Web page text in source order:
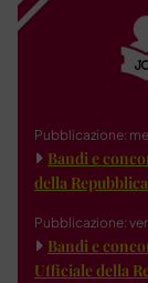
Pubblicazione:
Bandi e
della
Pubblicazione:
Bandi e
Ufficiale della